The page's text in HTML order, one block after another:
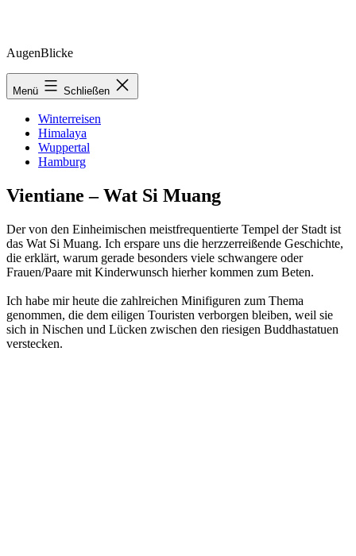
Zum
springen
AugenBlicke
Menü Schließen
Winterreisen
Himalaya
Wuppertal
Hamburg
Vientiane – Wat Si Muang
Der von den Einheimischen meistfrequentierte Tempel der Stadt ist
das Wat Si Muang. Ich erspare uns die herzzerreißende Geschichte,
die erklärt, warum gerade besonders viele schwangere oder
Frauen/Paare mit Kinderwunsch hierher kommen zum Beten.
Ich habe mir heute die zahlreichen Minifiguren zum Thema
genommen, die dem eiligen Touristen verborgen bleiben, weil sie
sich in Nischen und Lücken zwischen den riesigen Buddhastatuen
verstecken.